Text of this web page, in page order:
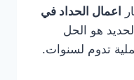
اعمال الحداد في
هو الحل
تدوم لسنوات.